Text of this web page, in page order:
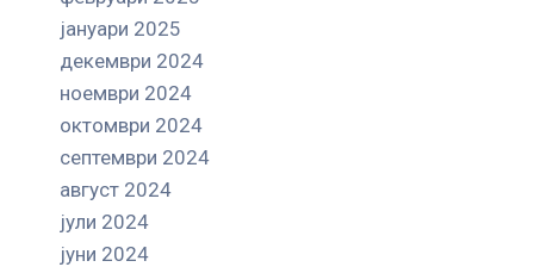
јануари 2025
декември 2024
ноември 2024
октомври 2024
септември 2024
август 2024
јули 2024
јуни 2024